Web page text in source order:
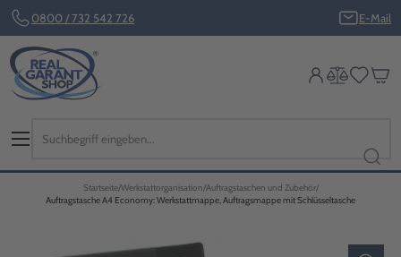
0800 / 732 542 726 E-Mail
Startseite Werkstattorganisation Auftragstaschen und Zubehör
Auftragstasche A4 Economy: Werkstattmappe, Auftragsmappe mit Schlüsseltasche